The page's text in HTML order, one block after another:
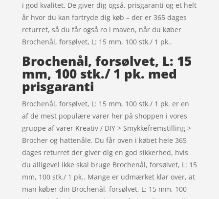
i god kvalitet. De giver dig også, prisgaranti og et helt
år hvor du kan fortryde dig køb – der er 365 dages
returret, så du får også ro i maven, når du køber
Brochenål, forsølvet, L: 15 mm, 100 stk./ 1 pk..
Brochenål, forsølvet, L: 15
mm, 100 stk./ 1 pk. med
prisgaranti
Brochenål, forsølvet, L: 15 mm, 100 stk./ 1 pk. er en
af de mest populære varer her på shoppen i vores
gruppe af varer Kreativ / DIY > Smykkefremstilling >
Brocher og hattenåle. Du får oven i købet hele 365
dages returret der giver dig en god sikkerhed, hvis
du alligevel ikke skal bruge Brochenål, forsølvet, L: 15
mm, 100 stk./ 1 pk.. Mange er udmærket klar over, at
man køber din Brochenål, forsølvet, L: 15 mm, 100